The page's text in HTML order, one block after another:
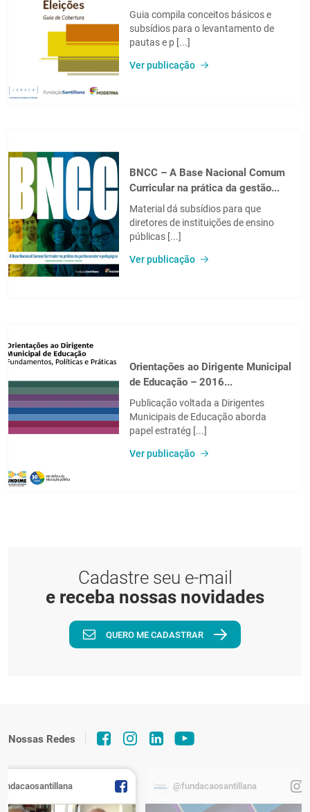
Guia compila conceitos básicos e
subsídios para o levantamento de
pautas e p [...]
Ver publicação
BNCC – A Base Nacional Comum
Curricular na prática da gestão...
Material dá subsídios para que
diretores de instituições de ensino
públicas [...]
Ver publicação
Orientações ao Dirigente Municipal
de Educação – 2016...
Publicação voltada a Dirigentes
Municipais de Educação aborda
papel estratég [...]
Ver publicação
Cadastre seu e-mail
e receba nossas novidades
QUERO ME CADASTRAR
Nossas Redes
@fundacaosantillana